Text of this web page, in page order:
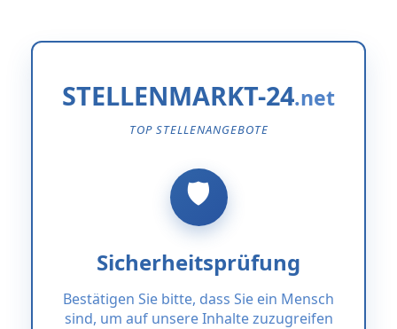
STELLENMARKT-24
TOP STELLENANGEBOTE
Sicherheitsprüfung
Bestätigen Sie bitte, dass Sie ein Mensch
sind, um auf unsere Inhalte zuzugreifen